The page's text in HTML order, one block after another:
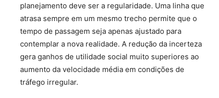
planejamento deve ser a regularidade. Uma linha que
atrasa sempre em um mesmo trecho permite que o
tempo de passagem seja apenas ajustado para
contemplar a nova realidade. A redução da incerteza
gera ganhos de utilidade social muito superiores ao
aumento da velocidade média em condições de
tráfego irregular.